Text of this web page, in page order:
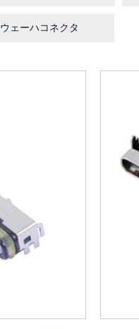
ウェーハコネクタ